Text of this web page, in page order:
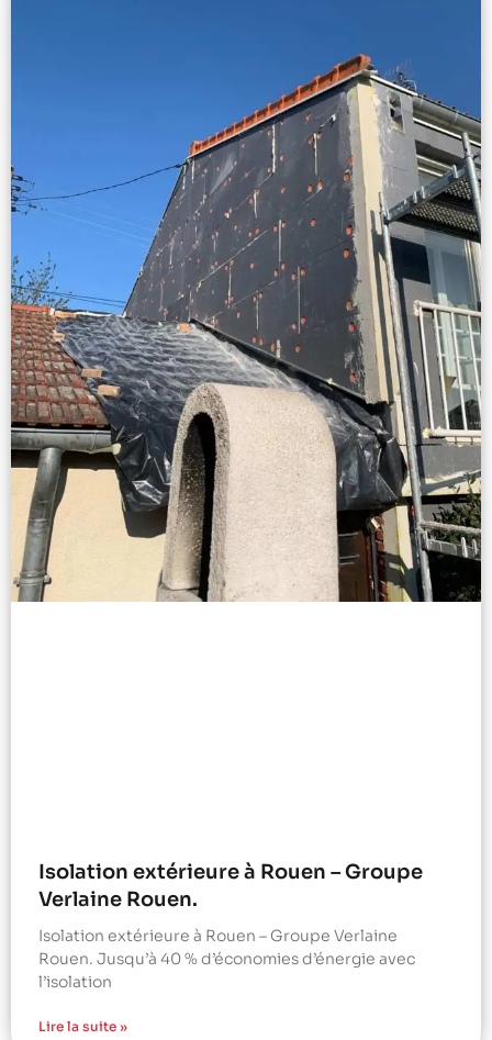
Isolation extérieure à Rouen – Groupe
Verlaine Rouen.
Isolation extérieure à Rouen – Groupe Verlaine
Rouen. Jusqu’à 40 % d’économies d’énergie avec
l’isolation
Lire la suite »